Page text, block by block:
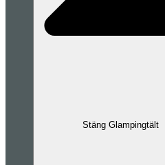
Stäng Glampingtält